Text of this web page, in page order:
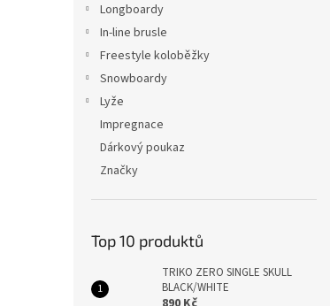
Longboardy
In-line brusle
Freestyle koloběžky
Snowboardy
Lyže
Impregnace
Dárkový poukaz
Značky
Top 10 produktů
TRIKO ZERO SINGLE SKULL
BLACK/WHITE